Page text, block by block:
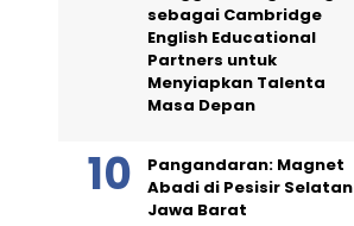
sebagai Cambridge
English Educational
Partners untuk
Menyiapkan Talenta
Masa Depan
Pangandaran: Magnet
Abadi di Pesisir Selatan
Jawa Barat